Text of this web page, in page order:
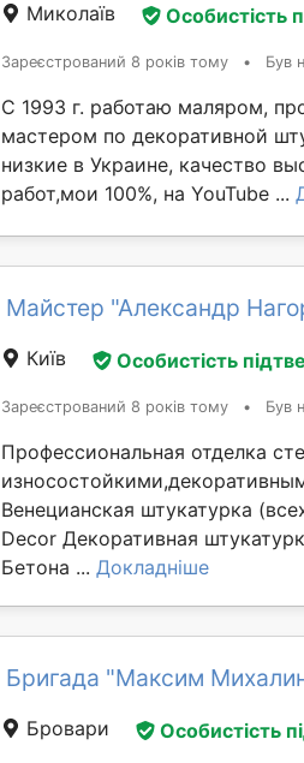
Миколаїв Особистість
Зареєстрований 8 років тому • Був
С 1993 г. работаю маляром,
мастером по декоративной
низкие в Украине, качество
работ,мои 100%, на YouTube ...
Майстер "Александр
Київ Особистість
Зареєстрований 8 років тому • Був
Профессиональная отделка
Венецианская штукатурка
Decor Декоративная
Бетона ... Докладніше
Бригада "Максим
Бровари Особистість